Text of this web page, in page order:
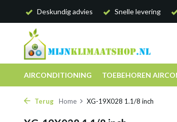
Deskundig advies Snelle levering
AIRCONDITIONING TOEBEHOREN
Terug Home XG-19X028 1.1/8 inch